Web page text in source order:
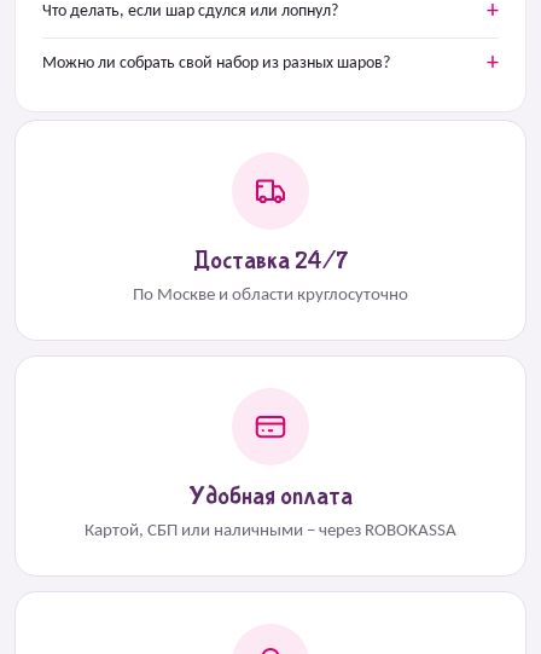
Что делать, если шар сдулся или лопнул?
Можно ли собрать свой набор из разных шаров?
Доставка 24/7
По Москве и области круглосуточно
Удобная оплата
Картой, СБП или наличными – через ROBOKASSA